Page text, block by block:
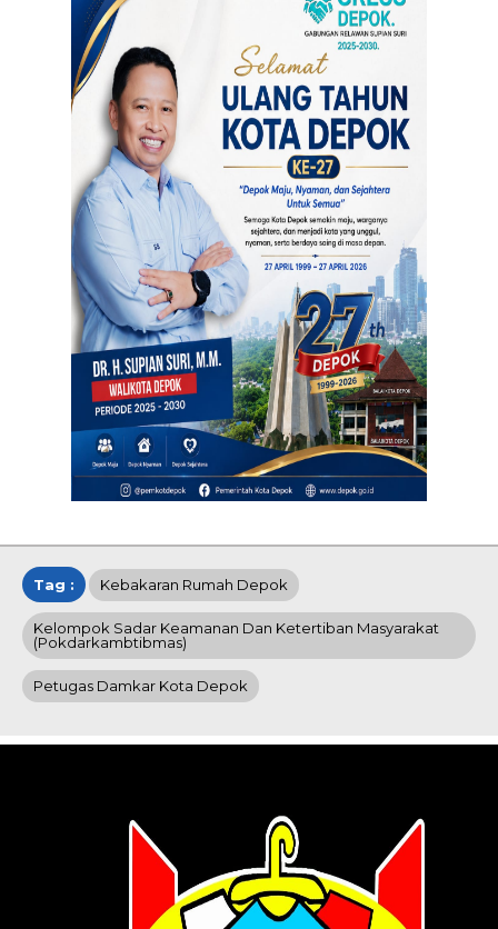
Tag : Kebakaran Rumah Depok
Kelompok Sadar Keamanan Dan Ketertiban Masyarakat
(Pokdarkambtibmas)
Petugas Damkar Kota Depok